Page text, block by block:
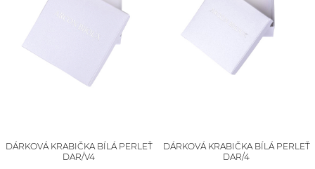
DÁRKOVÁ KRABIČKA BÍLÁ PERLEŤ
DAR/V4
DÁRKOVÁ KRABIČKA BÍLÁ PERLEŤ
DAR/4